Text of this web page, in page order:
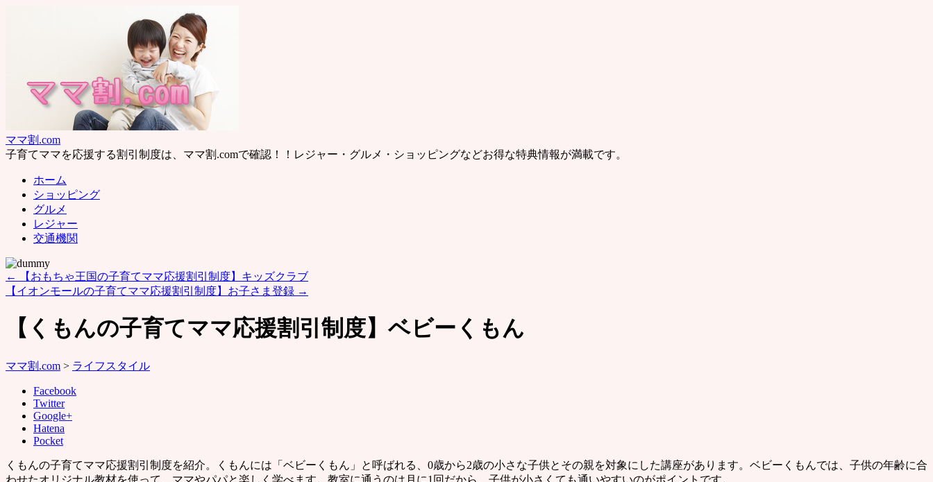
ママ割.com
子育てママを応援する割引制度は、ママ割.comで確認！！レジャー・グルメ・ショッピングなどお得な特典情報が満載です。
ホーム
ショッピング
グルメ
レジャー
交通機関
←
【おもちゃ王国の子育てママ応援割引制度】キッズクラブ
【イオンモールの子育てママ応援割引制度】お子さま登録 →
【くもんの子育てママ応援割引制度】ベビーくもん
ママ割.com > ライフスタイル
Facebook
Twitter
Google+
Hatena
Pocket
くもんの子育てママ応援割引制度を紹介。くもんには「ベビーくもん」と呼ばれる、0歳から2歳の小さな子供とその親を対象にした講座があります。ベビーくもんでは、子供の年齢に合
わせたオリジナル教材を使って、ママやパパと楽しく学べます。教室に通うのは月に1回だから、子供が小さくても通いやすいのがポイントです。